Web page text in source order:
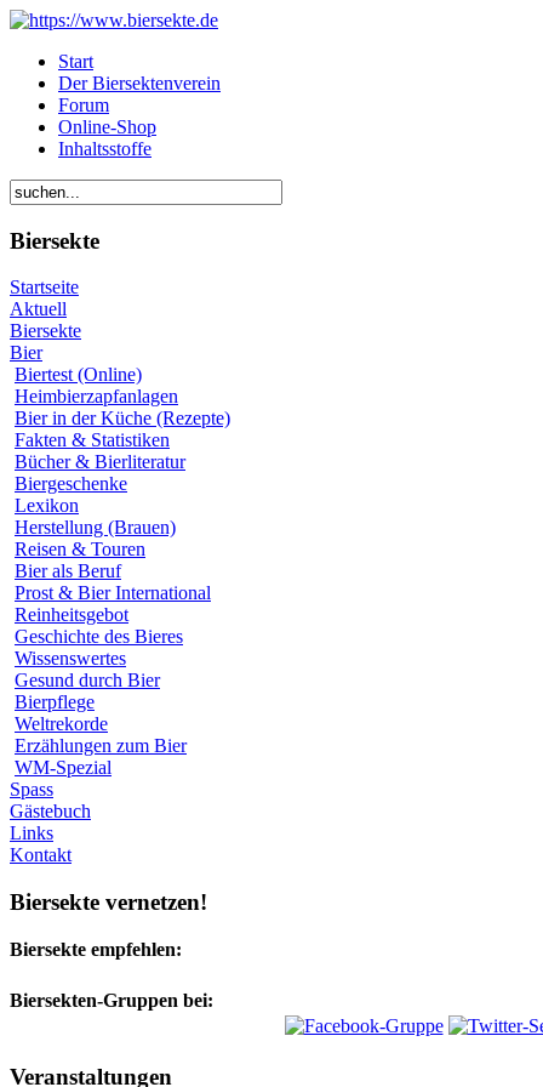
Start
Der Biersektenverein
Forum
Online-Shop
Inhaltsstoffe
Biersekte
Startseite
Aktuell
Biersekte
Bier
Biertest (Online)
Heimbierzapfanlagen
Bier in der Küche (Rezepte)
Fakten & Statistiken
Bücher & Bierliteratur
Biergeschenke
Lexikon
Herstellung (Brauen)
Reisen & Touren
Bier als Beruf
Prost & Bier International
Reinheitsgebot
Geschichte des Bieres
Wissenswertes
Gesund durch Bier
Bierpflege
Weltrekorde
Erzählungen zum Bier
WM-Spezial
Spass
Gästebuch
Links
Kontakt
Biersekte vernetzen!
Biersekte empfehlen:
Biersekten-Gruppen bei:
Veranstaltungen